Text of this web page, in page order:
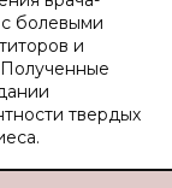
болевыми
и
Полученные
твердых